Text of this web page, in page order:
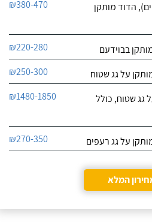
קולט, יצרתי קשר טלפונית
וענה לי בחור חביב בשם
ואדיב וכבר מהרגע הראשון
התרשמתי ממנו לטובה.
הדוד מותקן
₪380-470
בבוידעם ₪220-280
על גג שטוח ₪250-300
150 ליטר, על גג שטוח, כולל
₪1480-1850
על גג רעפים ₪270-350
המלא